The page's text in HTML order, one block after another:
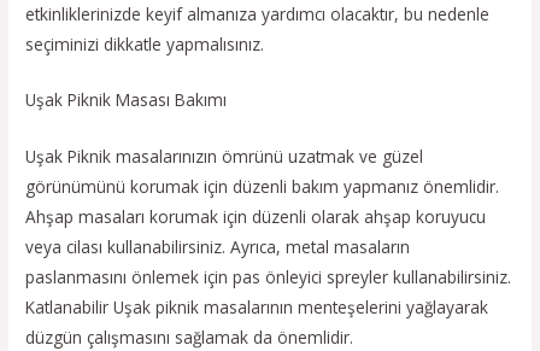
etkinliklerinizde keyif almanıza yardımcı olacaktır, bu nedenle
seçiminizi dikkatle yapmalısınız.
Uşak Piknik Masası Bakımı
Uşak Piknik masalarınızın ömrünü uzatmak ve güzel
görünümünü korumak için düzenli bakım yapmanız önemlidir.
Ahşap masaları korumak için düzenli olarak ahşap koruyucu
veya cilası kullanabilirsiniz. Ayrıca, metal masaların
paslanmasını önlemek için pas önleyici spreyler kullanabilirsiniz.
Katlanabilir Uşak piknik masalarının menteşelerini yağlayarak
düzgün çalışmasını sağlamak da önemlidir.